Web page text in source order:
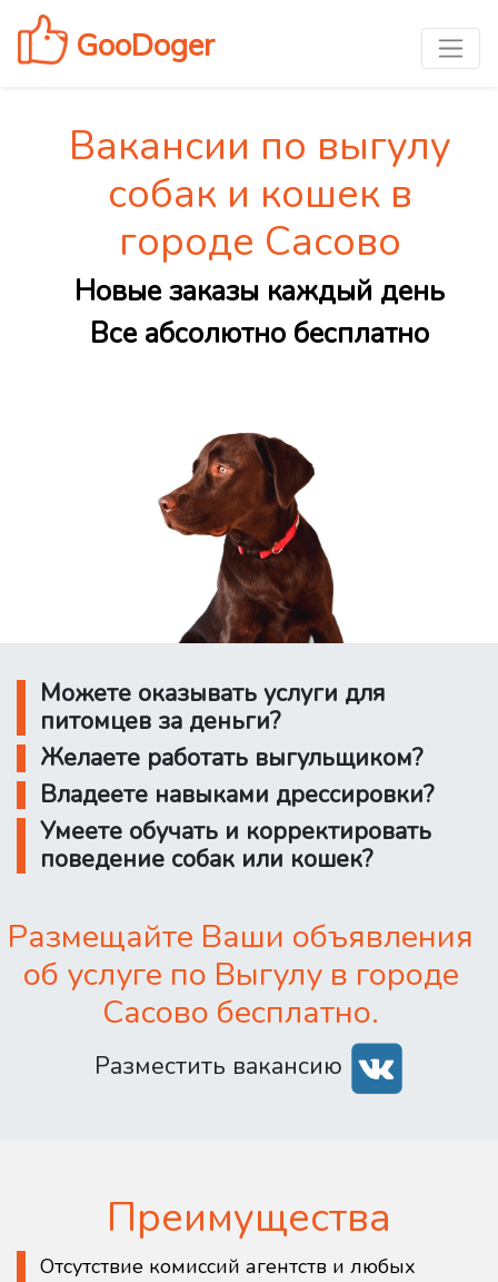
GooDoger
Вакансии по выгулу
собак и кошек в
городе Сасово
Новые заказы каждый день
Все абсолютно бесплатно
Можете оказывать услуги для
питомцев за деньги?
Желаете работать выгульщиком?
Владеете навыками дрессировки?
Умеете обучать и корректировать
поведение собак или кошек?
Размещайте Ваши объявления
об услуге по Выгулу в городе
Сасово бесплатно.
Разместить вакансию
Преимущества
Отсутствие комиссий агентств и любых